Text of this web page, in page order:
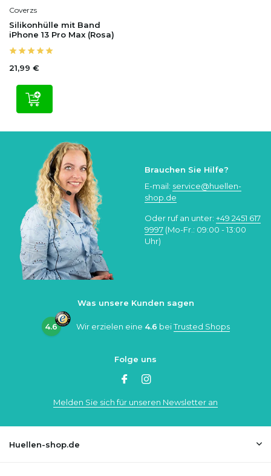
Coverzs
Silikonhülle mit Band
iPhone 13 Pro Max (Rosa)
21,99 €
Brauchen Sie Hilfe?
E-mail: service@huellen-
shop.de
Oder ruf an unter: +49 2451 617
9997 (Mo-Fr.: 09:00 - 13:00
Uhr)
Was unsere Kunden sagen
4.6 Wir erzielen eine 4.6 beiTrusted Shops
Folge uns
Melden Sie sich für unseren Newsletter an
Huellen-shop.de